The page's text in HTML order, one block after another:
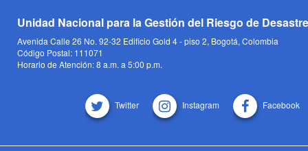
Unidad Nacional para la Gestión del Riesgo de
Avenida Calle 26 No. 92-32 Edificio Gold 4 - piso 2, Bogotá, Colombia
Código Postal: 111071
Horario de Atención: 8 a.m. a 5:00 p.m.
Twitter Instagram Facebook